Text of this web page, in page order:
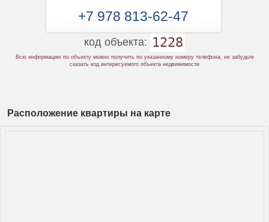
+7 978 813-62-47
код объекта: 1228
Всю информацию по объекту можно получить по указанному номеру телефона, не забудьте
сказать код интересуемого объекта недвижимости
Расположение квартиры на карте